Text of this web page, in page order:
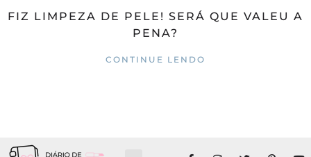
FIZ LIMPEZA DE PELE! SERÁ QUE VALEU A
PENA?
CONTINUE LENDO